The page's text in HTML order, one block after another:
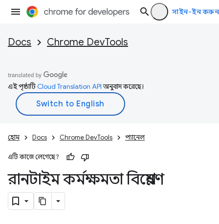
সাইন-ইন করুন
Docs Chrome DevTools
এই পৃষ্ঠাটিCloud Translation APIঅনুবাদ করেছে।
হোম Docs Chrome DevTools প্যানেল
এটি কাজে লেগেছে?
রানটাইম কর্মক্ষমতা বিশ্লেষণ